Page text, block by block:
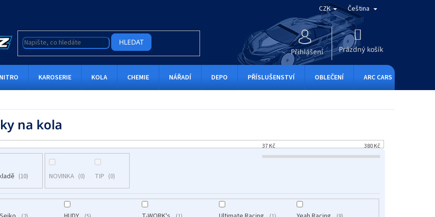
CZK Čeština
HLEDAT
Přihlášení
KOŠÍK
Prázdný košík
NITRO KAROSERIE KOLA CHEMIE NÁŘADÍ DEPO PŘÍSLUŠENSTVÍ OBLEČENÍ ARC CARS
na kola
37Kč 380Kč
10 NOVINKA 0 TIP 0